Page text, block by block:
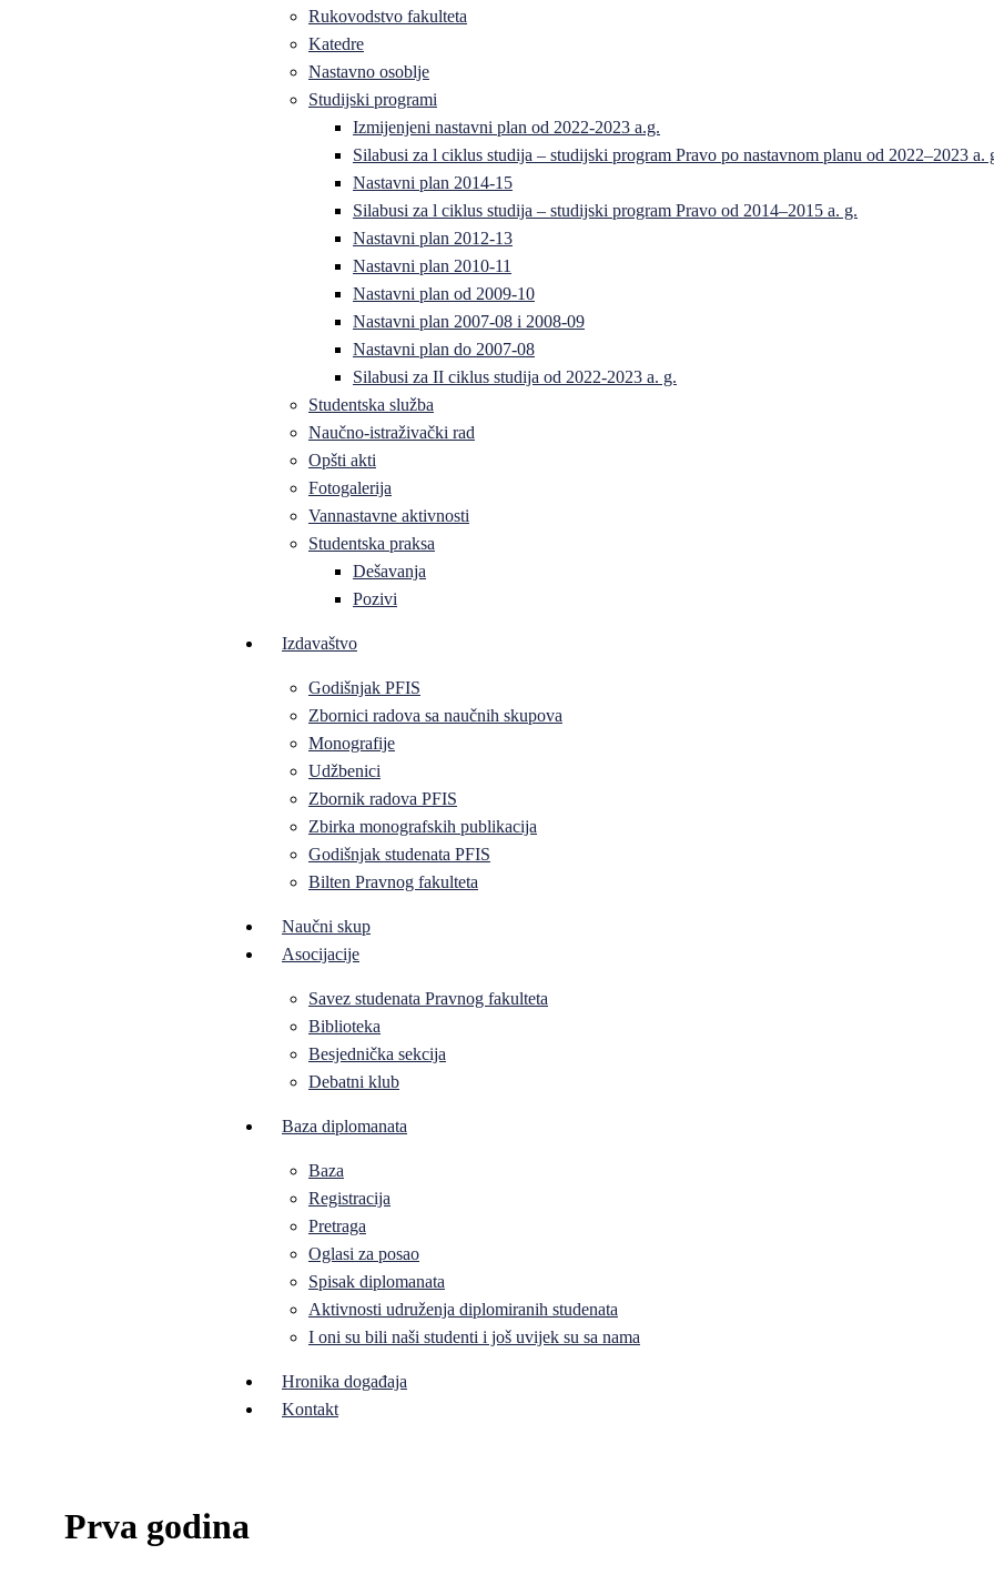
Rukovodstvo fakulteta
Katedre
Nastavno osoblje
Studijski programi
Izmijenjeni nastavni plan od 2022-2023 a.g.
Silabusi za l ciklus studija – studijski program Pravo po nastavnom planu od 2022–2023 a.
Nastavni plan 2014-15
Silabusi za l ciklus studija – studijski program Pravo od 2014–2015 a. g.
Nastavni plan 2012-13
Nastavni plan 2010-11
Nastavni plan od 2009-10
Nastavni plan 2007-08 i 2008-09
Nastavni plan do 2007-08
Silabusi za II ciklus studija od 2022-2023 a. g.
Studentska služba
Naučno-istraživački rad
Opšti akti
Fotogalerija
Vannastavne aktivnosti
Studentska praksa
Dešavanja
Pozivi
Izdavaštvo
Godišnjak PFIS
Zbornici radova sa naučnih skupova
Monografije
Udžbenici
Zbornik radova PFIS
Zbirka monografskih publikacija
Godišnjak studenata PFIS
Bilten Pravnog fakulteta
Naučni skup
Asocijacije
Savez studenata Pravnog fakulteta
Biblioteka
Besjednička sekcija
Debatni klub
Baza diplomanata
Baza
Registracija
Pretraga
Oglasi za posao
Spisak diplomanata
Aktivnosti udruženja diplomiranih studenata
I oni su bili naši studenti i još uvijek su sa nama
Hronika događaja
Kontakt
Prva godina